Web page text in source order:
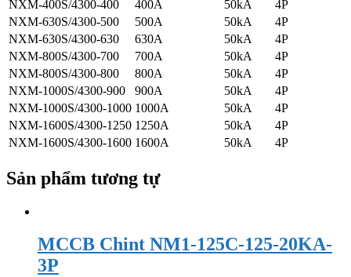
NXM-400S/4300-400 400A 50kA
4P
NXM-630S/4300-500
500A 50kA
4P
NXM-630S/4300-630
630A 50kA
4P
NXM-800S/4300-700
700A 50kA
4P
NXM-800S/4300-800
800A 50kA
4P
NXM-1000S/4300-900
900A 50kA
4P
NXM-1000S/4300-1000 1000A 50kA
4P
NXM-1600S/4300-1250 1250A 50kA
4P
NXM-1600S/4300-1600 1600A 50kA 4P
Sản phẩm tương tự
MCCB Chint NM1-125C-125-20KA-
3P